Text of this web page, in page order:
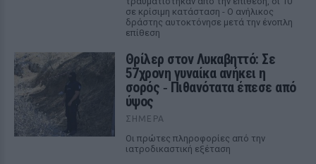
σε κρίσιμη κατάσταση - Ο ανήλικος
δράστης αυτοκτόνησε μετά την ένοπλη
επίθεση
Θρίλερ στον Λυκαβηττό: Σε
57χρονη γυναίκα ανήκει η
σορός ‑ Πιθανότατα έπεσε από
ύψος
ΣΉΜΕΡΑ
Οι πρώτες πληροφορίες από την
ιατροδικαστική εξέταση